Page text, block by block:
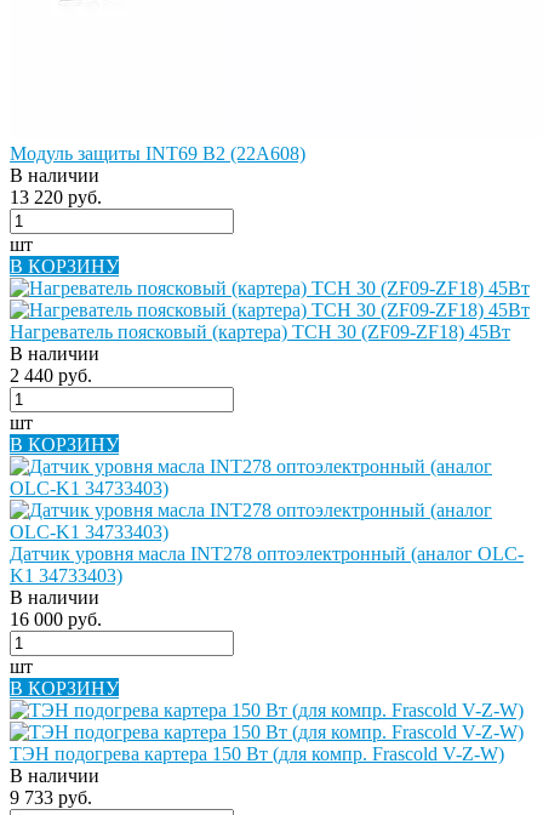
Модуль защиты INT69 B2 (22A608)
В наличии
13 220 руб.
шт
В КОРЗИНУ
Нагреватель поясковый (картера) ТСН 30 (ZF09-ZF18) 45Вт
В наличии
2 440 руб.
шт
В КОРЗИНУ
Датчик уровня масла INT278 оптоэлектронный (аналог OLC-
K1 34733403)
В наличии
16 000 руб.
шт
В КОРЗИНУ
ТЭН подогрева картера 150 Вт (для компр. Frascold V-Z-W)
В наличии
9 733 руб.